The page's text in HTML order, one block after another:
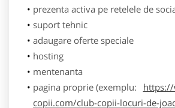
prezenta activa pe retelele de
suport tehnic
adaugare oferte speciale
hosting
mentenanta
pagina proprie (exemplu:
copii.com/club-copii-locuri-de-